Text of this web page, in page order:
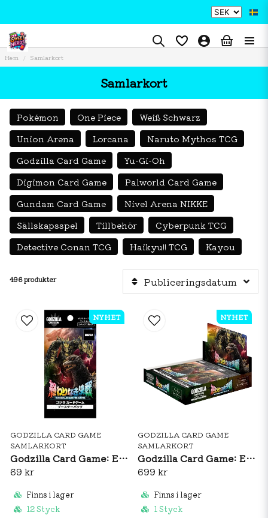
Hem Samlarkort
Samlarkort
Pokémon One Piece
Weiß Schwarz
Union Arena
Lorcana
Naruto Mythos TCG
Godzilla Card Game
Yu-Gi-Oh
Digimon Card Game
Palworld Card Game
Gundam Card Game
Nivel Arena NIKKE
Sällskapsspel
Tillbehör
Cyberpunk TCG
Detective Conan TCG
Haikyu!! TCG Kayou
496 produkter Publiceringsdatum
GODZILLA CARD GAME
SAMLARKORT
Godzilla Card Game: Endless Wars Booster Pack (JP)
69 kr
Finns i lager
12 Styck
NYHET
GODZILLA CARD GAME
SAMLARKORT
Godzilla Card Game: Endless Wars Booster Box (JP)
699 kr
Finns i lager
1 Styck
NYHET